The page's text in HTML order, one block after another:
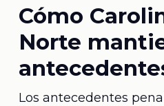
Cómo
Norte
Los antecedentes